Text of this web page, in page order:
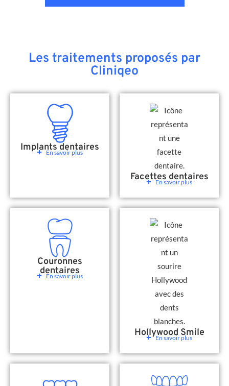
Les traitements proposés par
Cliniqeo
Implants dentaires
En savoir plus
Facettes dentaires
En savoir plus
Couronnes
dentaires
En savoir plus
Hollywood Smile
En savoir plus